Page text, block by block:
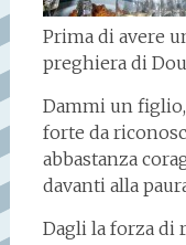
Prima di avere
preghiera di
Dammi un figlio,
forte da
abbastanza
davanti alla
Dagli la forza di